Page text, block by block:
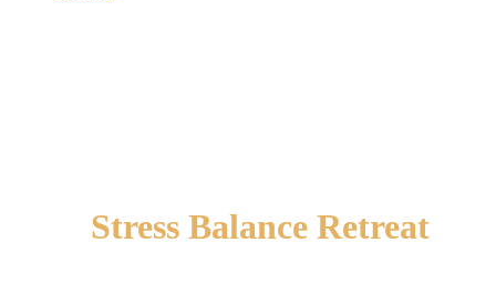
Stress Balance Retreat